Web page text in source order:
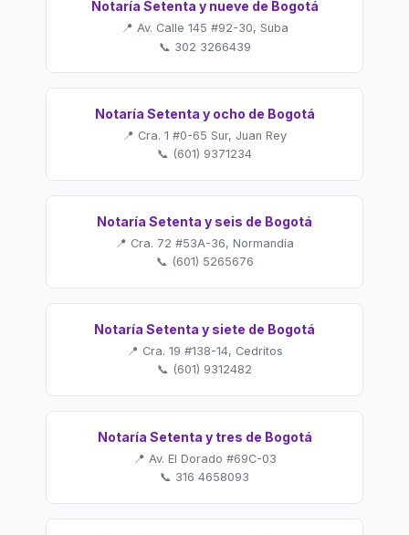
Notaría Setenta y nueve de Bogotá
📍 Av. Calle 145 #92-30, Suba
📞 302 3266439
Notaría Setenta y ocho de Bogotá
📍 Cra. 1 #0-65 Sur, Juan Rey
📞 (601) 9371234
Notaría Setenta y seis de Bogotá
📍 Cra. 72 #53A-36, Normandía
📞 (601) 5265676
Notaría Setenta y siete de Bogotá
📍 Cra. 19 #138-14, Cedritos
📞 (601) 9312482
Notaría Setenta y tres de Bogotá
📍 Av. El Dorado #69C-03
📞 316 4658093